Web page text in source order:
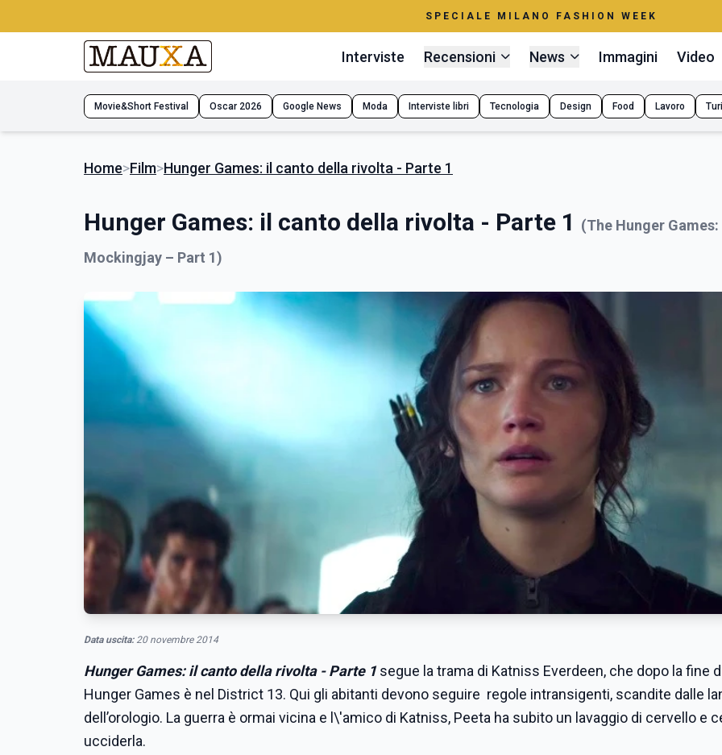
SPECIALE MILANO FASHION WEEK
Interviste Recensioni News Immagini Video
Movie&Short Festival Oscar 2026 Google News Moda Interviste libri Tecnologia Design Food Lavoro
Home>Film>Hunger Games: il canto della rivolta - Parte 1
Hunger Games: il canto della rivolta - Parte 1
(The Hunger Games:
Mockingjay – Part 1)
Data uscita:20 novembre 2014
Hunger Games: il canto della rivolta - Parte 1segue la trama di Katniss Everdeen, che dopo la fine
Hunger Games è nel District 13. Qui gli abitanti devono seguire regole intransigenti, scandite dalle
dell’orologio. La guerra è ormai vicina e l\'amico di Katniss, Peeta ha subito un lavaggio di cervello e
ucciderla.